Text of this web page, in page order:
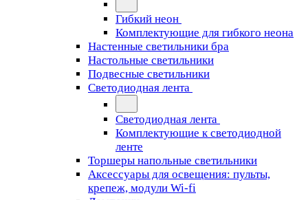
Гибкий неон
Комплектующие для гибкого неона
Настенные светильники бра
Настольные светильники
Подвесные светильники
Светодиодная лента
Светодиодная лента
Комплектующие к светодиодной
ленте
Торшеры напольные светильники
Аксессуары для освещения: пульты,
крепеж, модули Wi-fi